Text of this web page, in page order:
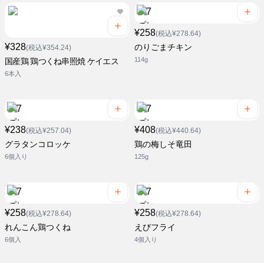
¥328(税込¥354.24)
国産鶏 鶏つくね串照焼 ケイエス
6本入
¥258(税込¥278.64)
のりごまチキン
114g
¥238(税込¥257.04)
グラタンコロッケ
6個入り
¥408(税込¥440.64)
鶏の梅しそ竜田
125g
¥258(税込¥278.64)
れんこん鶏つくね
6個入
¥258(税込¥278.64)
えびフライ
4個入り